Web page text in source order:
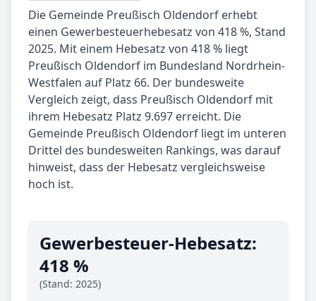
Die Gemeinde Preußisch Oldendorf erhebt
einen Gewerbesteuerhebesatz von 418 %, Stand
2025. Mit einem Hebesatz von 418 % liegt
Preußisch Oldendorf im Bundesland Nordrhein-
Westfalen auf Platz 66. Der bundesweite
Vergleich zeigt, dass Preußisch Oldendorf mit
ihrem Hebesatz Platz 9.697 erreicht. Die
Gemeinde Preußisch Oldendorf liegt im unteren
Drittel des bundesweiten Rankings, was darauf
hinweist, dass der Hebesatz vergleichsweise
hoch ist.
Gewerbe­steuer-Hebe­satz:
418 %
(Stand: 2025)